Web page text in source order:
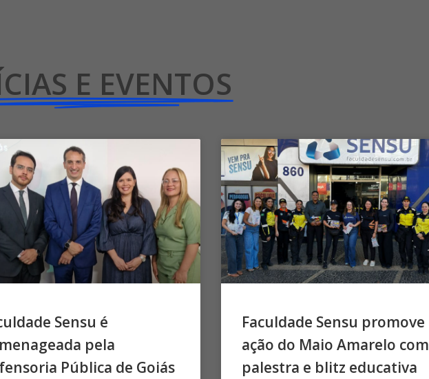
E EVENTOS
Sensu é
pela
Pública de Goiás
Faculdade Sensu promove
ação do Maio Amarelo com
palestra e blitz educativa